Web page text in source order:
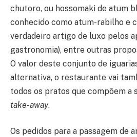
chutoro, ou hossomaki de atum
conhecido como atum-rabilho e
verdadeiro artigo de luxo pelos
gastronomia), entre outras
O valor deste conjunto de
alternativa, o restaurante vai
todos os pratos que compõem a
take-away.
Os pedidos para a passagem de